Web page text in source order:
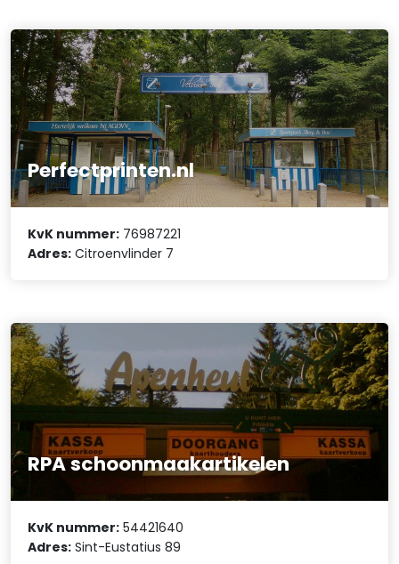
Perfectprinten.nl
KvK nummer: 76987221
Adres: Citroenvlinder 7
RPA schoonmaakartikelen
KvK nummer: 54421640
Adres: Sint-Eustatius 89